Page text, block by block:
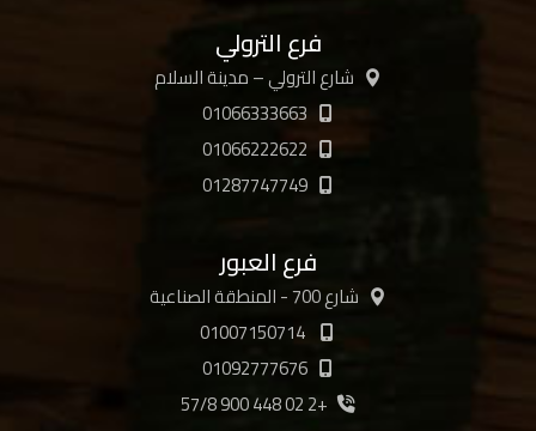
فرع الترولي
شارع الترولي – مدينة السلام
01066333663
01066222622
01287747749
فرع العبور
شارع 700 - المنطقة الصناعية
01092777676
+2 02 448 900 57/8